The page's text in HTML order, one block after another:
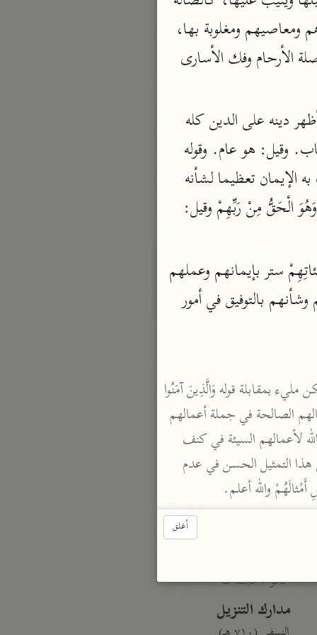
نحو مجلد
تيسير الكريم الرحمن
السعدي (١٣٧٦ هـ)
أيسر التفاسير
أبو بكر الجزائري (١٤٣٩ هـ)
نحو ٣ مجلدات
القرآن – تدبّر وعمل
شركة الخبرات الذكية
تفسير القرآن الكريم
ابن عثيمين (١٤٢١ هـ)
نحو ١٥ مجلدًا
تفسير الجلالين
والسيوطي (٨٦٤، ٩١١ هـ)
نحو مجلد
جامع البيان
الإيجي (٩٠٥ هـ)
نحو ٣ مجلدات
نحو ٣ مجلدات
مدارك التنزيل
الصالح ما كان منهم من الكفر والمعاصي لرجوعهم عنها وتوبتهم وَأَصْلَحَ بالَهُمْ أى حالهم وشأنهم بالتوفيق في أمور
والله أعلم.
أغلق